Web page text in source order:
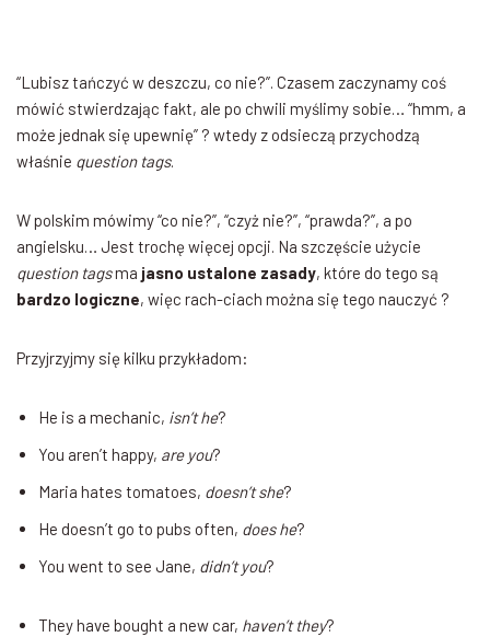
“Lubisz tańczyć w deszczu, co nie?”. Czasem zaczynamy coś
mówić stwierdzając fakt, ale po chwili myślimy sobie… “hmm, a
może jednak się upewnię” ? wtedy z odsieczą przychodzą
właśnie question tags.
W polskim mówimy “co nie?”, “czyż nie?”, “prawda?”, a po
angielsku… Jest trochę więcej opcji. Na szczęście użycie
question tagsma jasno ustalone zasady, które do tego są
bardzo logiczne, więc rach-ciach można się tego nauczyć ?
Przyjrzyjmy się kilku przykładom:
He is a mechanic, isn’t he?
You aren’t happy, are you?
Maria hates tomatoes, doesn’t she?
He doesn’t go to pubs often, does he?
You went to see Jane, didn’t you?
They have bought a new car, haven’t they?